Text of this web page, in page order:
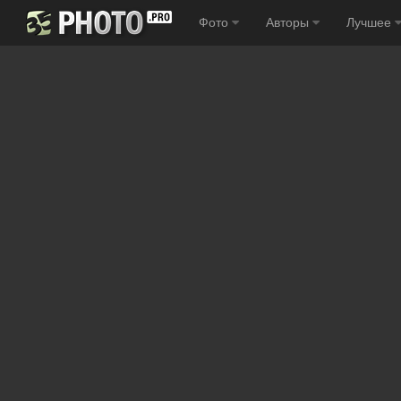
Фото Авторы Лучшее